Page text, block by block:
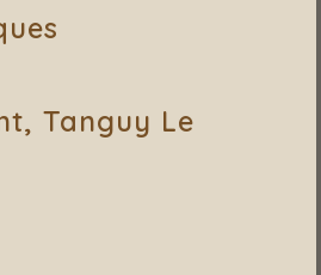
Tanguy Le